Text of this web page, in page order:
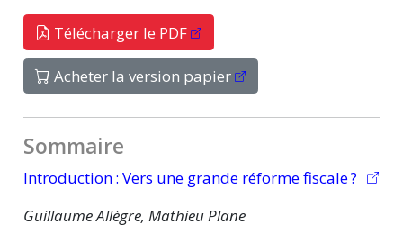
Télécharger le PDF
Acheter la version papier
Sommaire
Introduction : Vers une grande réformefiscale ?
Guillaume Allègre, Mathieu Plane